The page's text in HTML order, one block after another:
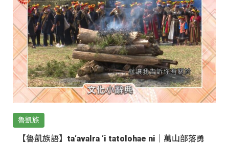
魯凱族
【魯凱族語】ta‘avalra ‘i tatolohae ni｜萬山部落勇